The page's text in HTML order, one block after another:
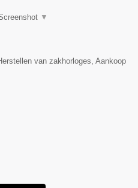
▼
van zakhorloges, Aankoop